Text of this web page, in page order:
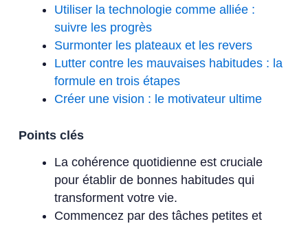
Utiliser la technologie comme alliée :
suivre les progrès
Surmonter les plateaux et les revers
Lutter contre les mauvaises habitudes : la
formule en trois étapes
Créer une vision : le motivateur ultime
Points clés
La cohérence quotidienne est cruciale
pour établir de bonnes habitudes qui
transforment votre vie.
Commencez par des tâches petites et